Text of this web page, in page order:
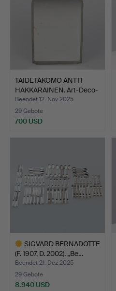
TAIDETAKOMO ANTTI
HAKKARAINEN. Art-Deco-
Sp…
Beendet 12. Nov 2025
29 Gebote
700 USD
SIGVARD BERNADOTTE
(F. 1907, D. 2002). „Be…
Beendet 21. Dez 2025
29 Gebote
8.940 USD